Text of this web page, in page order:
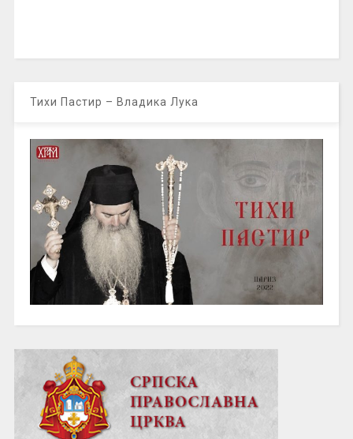
Тихи Пастир – Владика Лука